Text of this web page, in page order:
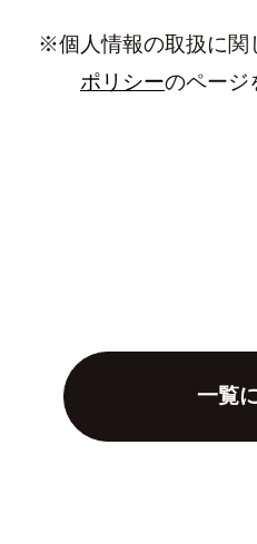
※個人情報の取扱に関
ポリシーのページ
一覧